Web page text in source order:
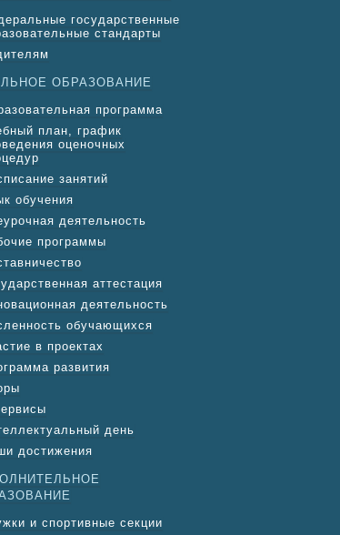
государственные
стандарты
ОБРАЗОВАНИЕ
программа
план, график
оценочных
занятий
обучения
деятельность
программы
аттестация
деятельность
обучающихся
в проектах
развития
день
достижения
и спортивные секции